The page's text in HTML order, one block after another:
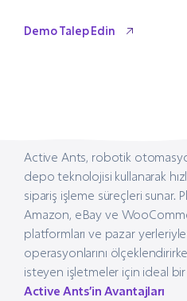
Demo Talep Edin
Active Ants, robotik
depo teknolojisi kullanarak
sipariş işleme süreçleri sunar.
Amazon, eBay ve
platformları ve pazar
operasyonlarını
isteyen işletmeler için ideal
Active Ants’in Avantajları